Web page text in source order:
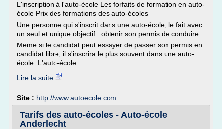
L'inscription à l'auto-école Les forfaits de formation en auto-
école Prix des formations des auto-écoles
Une personne qui s'inscrit dans une auto-école, le fait avec
un seul et unique objectif : obtenir son permis de conduire.
Même si le candidat peut essayer de passer son permis en
candidat libre, il s'inscrira le plus souvent dans une auto-
école. L'auto-école...
Lire la suite
Site : http://www.autoecole.com
Tarifs des auto-écoles - Auto-école
Anderlecht